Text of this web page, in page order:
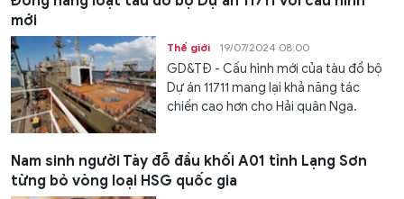
mới
Thế giới 19/07/2024 08:00
GD&TĐ - Cấu hình mới của tàu đổ bộ
Dự án 11711 mang lại khả năng tác
chiến cao hơn cho Hải quân Nga.
Nam sinh người Tày đỗ đầu khối A01 tỉnh Lạng Sơn
từng bỏ vòng loại HSG quốc gia